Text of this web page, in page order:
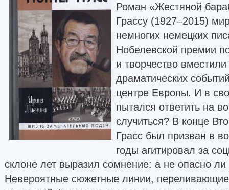
Роман «Жестяной
Грассу (1927–2015)
немногих немецких
Нобелевской премии
и творчество
драматических
центре Европы. И в
пытался ответить на
случиться? В конце
Грасс был призван в
годы агитировал за
склоне лет выразил сомнение: а не опасно
Невероятные сюжетные линии,